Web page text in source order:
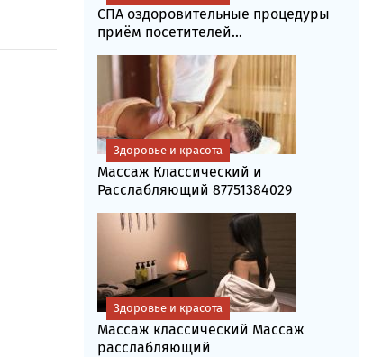
СПА оздоровительные процедуры
приём посетителей...
Массаж Классический и
Расслабляющий 87751384029
Здоровье и красота
Массаж классический Массаж
расслабляющий
Здоровье и красота